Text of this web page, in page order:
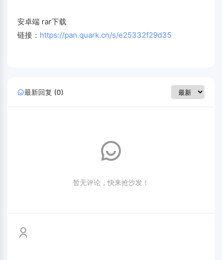
安卓端 rar下载
链接： https://pan.quark.cn/s/e25332f29d35
最新回复 (0)
暂无评论，快来抢沙发！